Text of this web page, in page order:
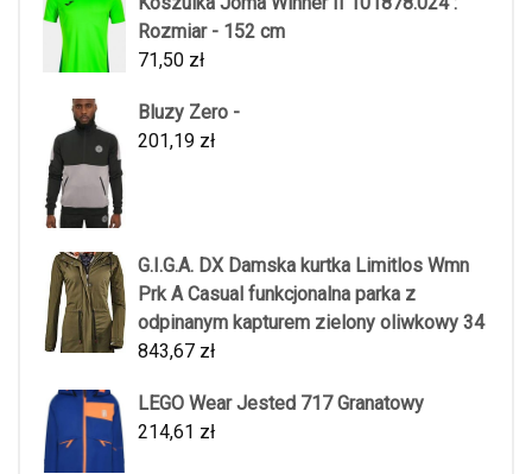
Rozmiar - 152 cm
71,50 zł
Bluzy Zero -
201,19 zł
G.I.G.A. DX Damska kurtka Limitlos Wmn
Prk A Casual funkcjonalna parka z
odpinanym kapturem zielony oliwkowy 34
843,67 zł
LEGO Wear Jested 717 Granatowy
214,61 zł